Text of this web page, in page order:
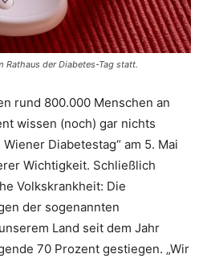
Rathaus der Diabetes-Tag statt.
rund 800.000 Menschen an
wissen (noch) gar nichts
Diabetestag“ am 5. Mai
Wichtigkeit. Schließlich
Volkskrankheit: Die
der sogenannten
Land seit dem Jahr
70 Prozent gestiegen. „Wir